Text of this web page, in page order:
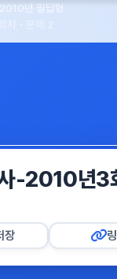
년 필답형
-2010년3
장